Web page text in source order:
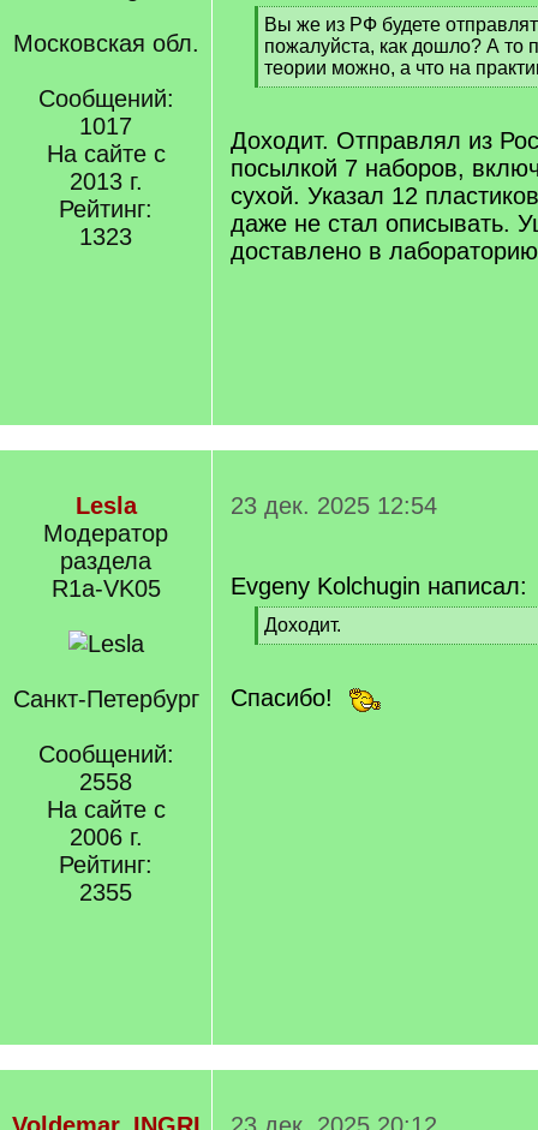
Московская обл.
Сообщений:
1017
На сайте с
2013 г.
Рейтинг:
1323
[
q
]
Вы же из РФ будете
пожалуйста, как дошло? А то
теории можно, а что на
[
q
]
Доходит. Отправлял из
посылкой 7 наборов,
сухой. Указал 12
даже не стал описывать.
доставлено в
Lesla
Модератор
раздела
R1a-VK05
Санкт-Петербург
Сообщений:
2558
На сайте с
2006 г.
Рейтинг:
2355
23 дек. 2025 12:54
Evgeny Kolchugin написал:
[
q
Доходит.
[
q
]
Спасибо!